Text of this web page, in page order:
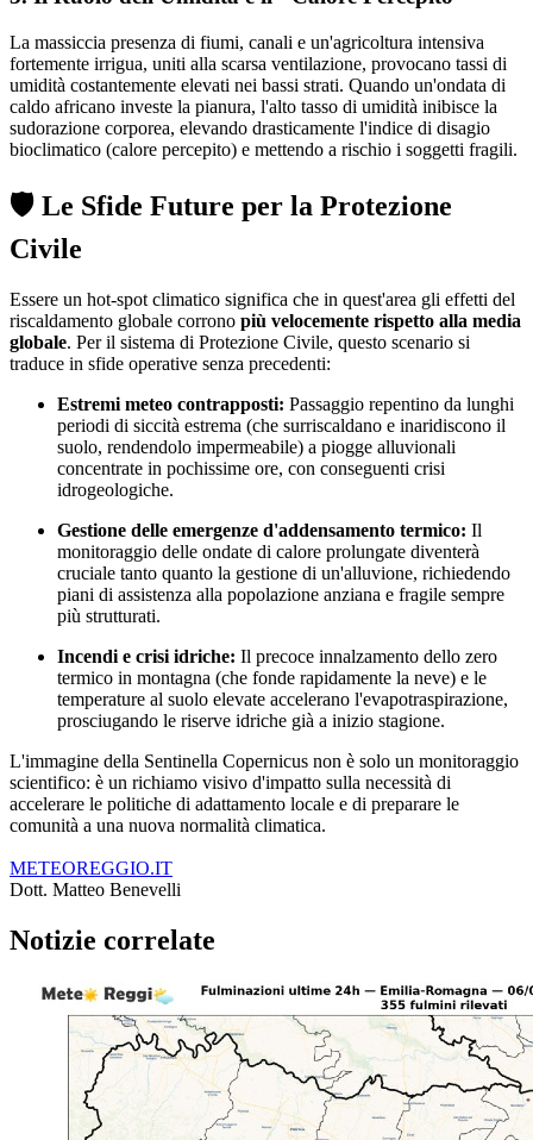
La massiccia presenza di fiumi, canali e un'agricoltura intensiva
fortemente irrigua, uniti alla scarsa ventilazione, provocano tassi di
umidità costantemente elevati nei bassi strati. Quando un'ondata di
caldo africano investe la pianura, l'alto tasso di umidità inibisce la
sudorazione corporea, elevando drasticamente l'indice di disagio
bioclimatico (calore percepito) e mettendo a rischio i soggetti fragili.
🛡️ Le Sfide Future per la Protezione
Civile
Essere un hot-spot climatico significa che in quest'area gli effetti del
riscaldamento globale corrono più velocemente rispetto alla media
globale. Per il sistema di Protezione Civile, questo scenario si
traduce in sfide operative senza precedenti:
Estremi meteo contrapposti: Passaggio repentino da lunghi
periodi di siccità estrema (che surriscaldano e inaridiscono il
suolo, rendendolo impermeabile) a piogge alluvionali
concentrate in pochissime ore, con conseguenti crisi
idrogeologiche.
Gestione delle emergenze d'addensamento termico: Il
monitoraggio delle ondate di calore prolungate diventerà
cruciale tanto quanto la gestione di un'alluvione, richiedendo
piani di assistenza alla popolazione anziana e fragile sempre
più strutturati.
Incendi e crisi idriche: Il precoce innalzamento dello zero
termico in montagna (che fonde rapidamente la neve) e le
temperature al suolo elevate accelerano l'evapotraspirazione,
prosciugando le riserve idriche già a inizio stagione.
L'immagine della Sentinella Copernicus non è solo un monitoraggio
scientifico: è un richiamo visivo d'impatto sulla necessità di
accelerare le politiche di adattamento locale e di preparare le
comunità a una nuova normalità climatica.
METEOREGGIO.IT
Dott. Matteo Benevelli
Notizie correlate